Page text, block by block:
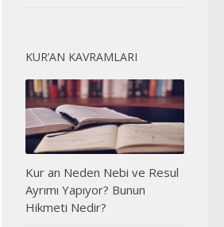
KUR’AN KAVRAMLARI
Kur an Neden Nebi ve Resul
Ayrımı Yapıyor? Bunun
Hikmeti Nedir?